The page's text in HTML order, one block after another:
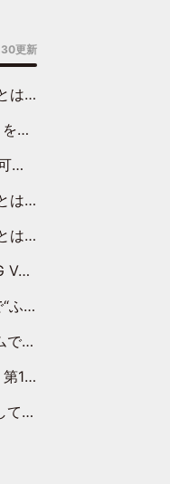
更新
肩パンされて(笑)」
たら」
に
ったんだなって」
、嘘でしょって」
登壇
ハシゴ酒
ーチ推し⁉
ら」編
(笑)」